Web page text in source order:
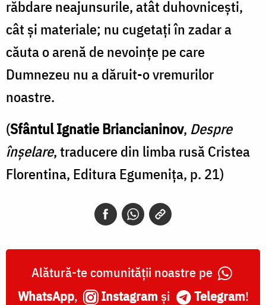
răbdare neajunsurile, atât duhovnicești,
cât și materiale; nu cugetați în zadar a
căuta o arenă de nevoințe pe care
Dumnezeu nu a dăruit-o vremurilor
noastre.
(Sfântul Ignatie Briancianinov, Despre
înșelare, traducere din limba rusă Cristea
Florentina, Editura Egumenița, p. 21)
Alătură-te comunității noastre pe
WhatsApp, Instagram și Telegram!